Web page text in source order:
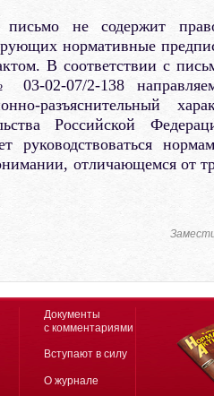
письмо не содержит
нормативные
В соответствии с
02-07/2-138
разъяснительный
Российской
руководствоваться
отличающемся от
Документы
с комментариями
Вступают в силу
О журнале